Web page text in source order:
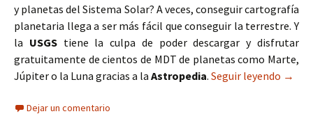
y planetas del Sistema Solar? A veces, conseguir cartografía
planetaria llega a ser más fácil que conseguir la terrestre. Y
la USGStiene la culpa de poder descargar y disfrutar
gratuitamente de cientos de MDT de planetas como Marte,
Júpiter o la Luna gracias a la Astropedia. Seguir leyendo →
Dejar un comentario